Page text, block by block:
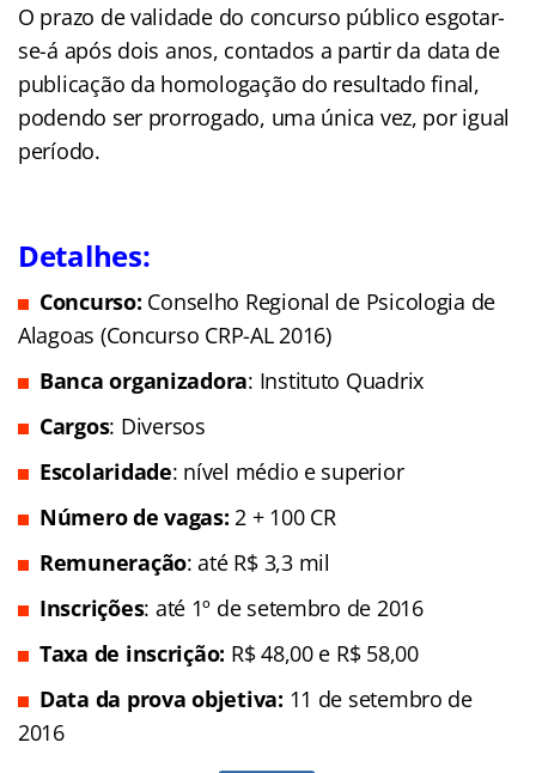
O prazo de validade do concurso público esgotar-
se-á após dois anos, contados a partir da data de
publicação da homologação do resultado final,
podendo ser prorrogado, uma única vez, por igual
período.
Detalhes:
Concurso: Conselho Regional de Psicologia de
Alagoas (Concurso CRP-AL 2016)
Banca organizadora: Instituto Quadrix
Cargos: Diversos
Escolaridade: nível médio e superior
Número de vagas:2 + 100 CR
Remuneração: até R$ 3,3 mil
Inscrições: até 1º de setembro de 2016
Taxa de inscrição: R$ 48,00 e R$ 58,00
Data da prova objetiva: 11 de setembro de
2016